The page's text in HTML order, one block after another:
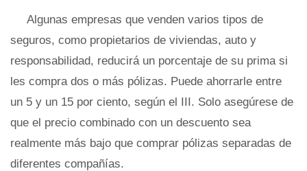
Algunas empresas que venden varios tipos de
seguros, como propietarios de viviendas, auto y
responsabilidad, reducirá un porcentaje de su prima si
les compra dos o más pólizas. Puede ahorrarle entre
un 5 y un 15 por ciento, según el III. Solo asegúrese de
que el precio combinado con un descuento sea
realmente más bajo que comprar pólizas separadas de
diferentes compañías.